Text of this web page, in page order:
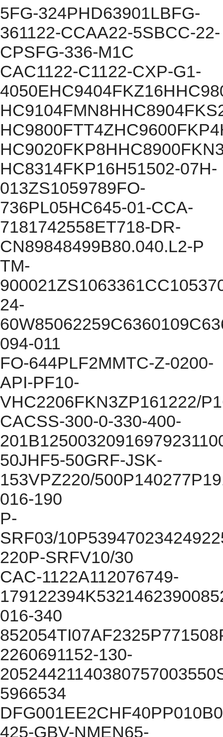
5FG-324PHD63901LBFG-
361122-CCAA22-5SBCC-22-
CPSFG-336-M1C
CAC1122-C1122-CXP-G1-
HC8314FKP16H51502-07H-
013ZS1059789FO-
736PL05HC645-01-CCA-
7181742558ET718-DR-
CN89848499B80.040.L2-P
TM-
24-
094-011
FO-644PLF2MMTC-Z-0200-
API-PF10-
VHC2206FKN3ZP161222/
CACSS-300-0-330-400-
50JHF5-50GRF-JSK-
153VPZ220/
016-190
P-
SRF03/
220P-SRFV10/30
CAC-1122A112076749-
016-340
2260691152-130-
5966534
425-GBV-NMEN65-